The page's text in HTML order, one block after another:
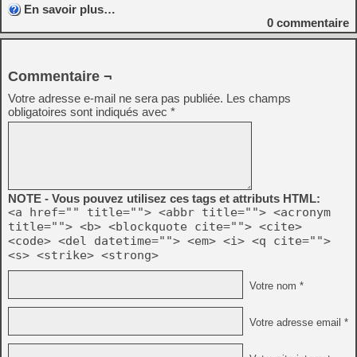
En savoir plus…
0 commentaire
Commentaire ¬
Votre adresse e-mail ne sera pas publiée. Les champs
obligatoires sont indiqués avec *
NOTE - Vous pouvez utilisez ces tags et attributs HTML:
<a href="" title=""> <abbr title=""> <acronym
title=""> <b> <blockquote cite=""> <cite>
<code> <del datetime=""> <em> <i> <q cite="">
<s> <strike> <strong>
Votre nom *
Votre adresse email *